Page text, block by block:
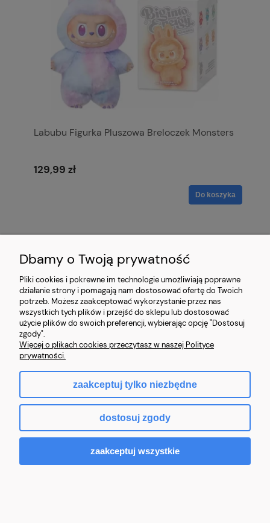
Labubu Figurka Pluszowa Breloczek Monsters
129,99 zł
Do koszyka
Labubu Figurka Pluszowa Breloczek Monsters
Dbamy o Twoją prywatność
Pliki cookies i pokrewne im technologie umożliwiają poprawne
działanie strony i pomagają nam dostosować ofertę do Twoich
potrzeb. Możesz zaakceptować wykorzystanie przez nas
wszystkich tych plików i przejść do sklepu lub dostosować
użycie plików do swoich preferencji, wybierając opcję "Dostosuj
zgody".
Więcej o plikach cookies przeczytasz w naszej Polityce
prywatności.
zaakceptuj tylko niezbędne
dostosuj zgody
zaakceptuj wszystkie